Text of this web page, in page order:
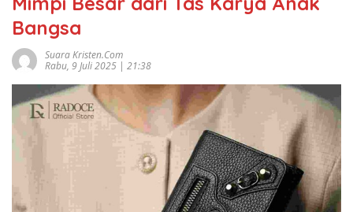
Bangsa
Suara Kristen.com
Rabu, 9 Juli 2025 | 21:38